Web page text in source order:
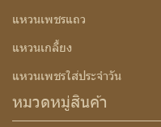
แหวนเพชรแถว
แหวนเกลี้ยง
แหวนเพชรใส่ประจำวัน
หมวดหมู่สินค้า